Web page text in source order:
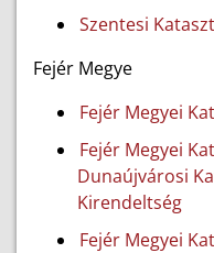
Szentesi
Fejér Megye
Fejér Megyei
Fejér Megyei
Dunaújvárosi
Kirendeltség
Fejér Megyei